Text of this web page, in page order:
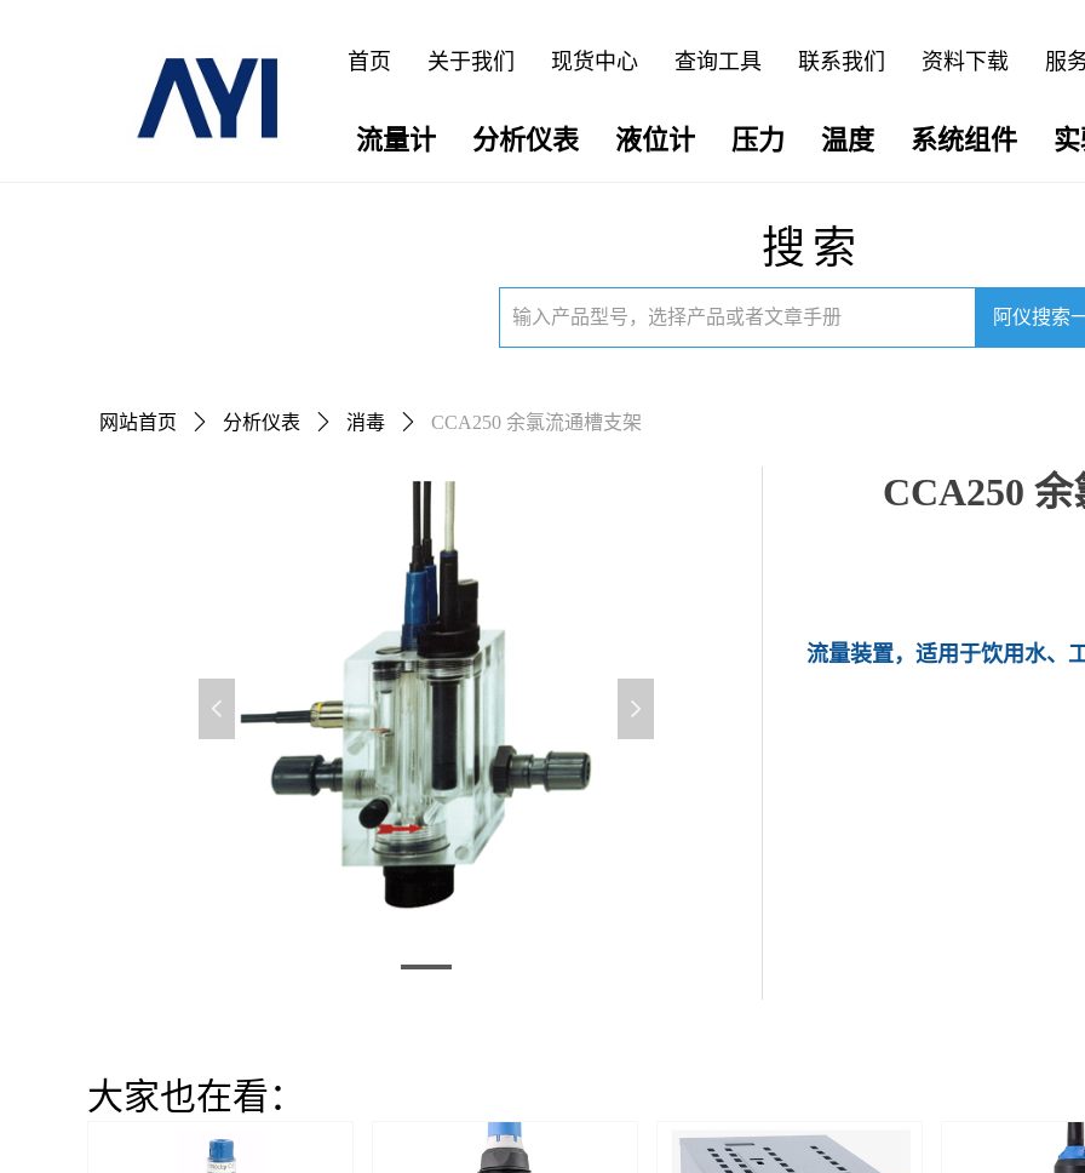
首页 关于我们 现货中心 查询工具 联系我们 资料下载 服
阿仪搜索
流量计 分析仪表 液位计 压力 温度 系统组件
搜索
网站首页 ꄲ 分析仪表 ꄲ 消毒 ꄲ CCA250 余氯流通槽支架
CCA250
流量装置，适用于饮用水、
넳 넲
大家也在看：